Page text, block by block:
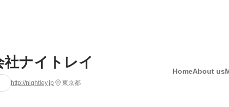
社ナイトレイ
http://nightley.jp 東京都
HomeAbout us